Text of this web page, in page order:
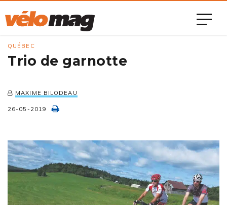
QUÉBEC
Trio de garnotte
MAXIME BILODEAU
26-05-2019